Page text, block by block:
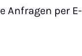
Anfragen per E-